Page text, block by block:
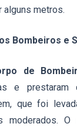
alguns metros.
Bombeiros e
de
e prestaram
que foi
moderados. O